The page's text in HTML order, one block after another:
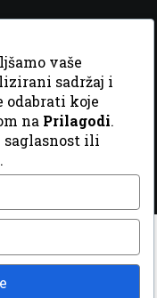
GordonDM
vaše
sadržaj i
odabrati koje
na Prilagodi.
saglasnost ili